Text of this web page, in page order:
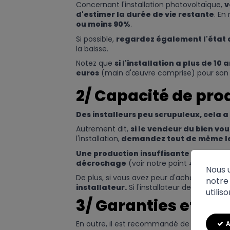
Concernant l'installation photovoltaïque,
d'estimer la durée de vie restante.
ou moins 90%.
Si possible, regardez également l'état
la baisse.
Notez que si l'installation a plus de 10
euros (main d'œuvre comprise) pour
2/ Capacité de
Des installeurs peu scrupuleux, cela
Autrement dit, si le vendeur du bien
l'installation, demandez tout de même
Une production insuffisante peut être
décrochage (voir notre point 4).
De plus, si vous avez peur d'acheter un
installateur. Si l'installateur de l'époque
3/ Garanties et
En outre, il est recommandé de se
Nous
notre